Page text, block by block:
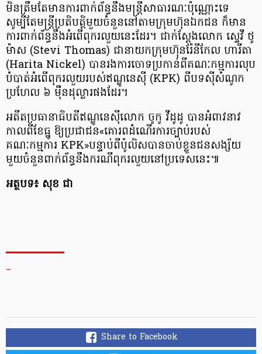
មិនត្រឹមតែមានការពាក់ព័ន្ធនឹងមន្ត្រីសាធារណៈប៉ុណ្ណោះទេ
សូម្បីតែមន្ត្រីប្រតិបត្តិមួយចំនួននៅតាមក្រុមហ៊ុនឯកជន ក៏មាន
ការពាក់ព័ន្ធនឹងអំពើពុករលួយនេះដែរ។ ជាក់ស្ដែងលោក ស្ទេវី ថូ
ម៉ាស (Stevi Thomas) ជានាយកក្រុមហ៊ុនរ៉ែនីកែល ហារីតា
(Harita Nickel) បានរងការចោទប្រកាន់ពីគណៈកម្មការលុប
បំបាត់អំពើពុករលួយរបស់ឥណ្ឌូនេស៊ី (KPK) ពីបទស៊ីសំណូក
ប្រហែល ៦ ម៉ឺនដុល្លារផងដែរ។
អតីតប្រធានាធិបតីឥណ្ឌូនេស៊ីលោក ចូកូ វីដូដូ បានអំពាវនាវ
កាលពីខែធ្នូ ឱ្យប្រជាជន«គោរពដំណើរការច្បាប់របស់
គណៈកម្មការ KPK»បន្ទាប់ពីប៉ូលិសបានចាប់ខ្លួនជនសង្ស័យ
មួយចំនួនពាក់ព័ន្ធនឹងករណីពុករលួយនៅប្រទេសនេះ៕
អត្ថបទ៖ សុខ ជា
_
Share to Facebook